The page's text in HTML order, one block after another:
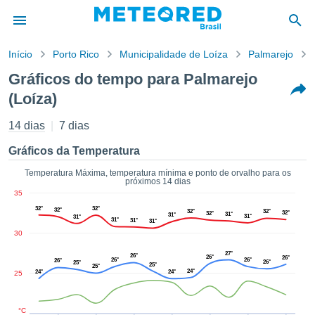
da
por
que as
a este
opções:
Início Porto Rico Municipalidade de Loíza Palmarejo
Gráficos do tempo para Palmarejo
(Loíza)
14 dias 7 dias
Gráficos da Temperatura
Temperatura Máxima, temperatura mínima e ponto de orvalho para os
próximos 14 dias
25
30
35
°C
32°
32°
31°
32°
31°
31° 31°
31°
32° 32° 31° 31°
32° 32°
24°
26° 25°
25°
26°
26°
25°
24°
24°
26°
27°
26°
26°
26°